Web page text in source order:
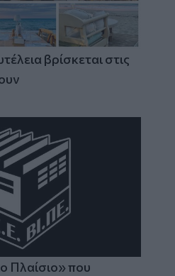
βρίσκεται στις
Πλαίσιο» που